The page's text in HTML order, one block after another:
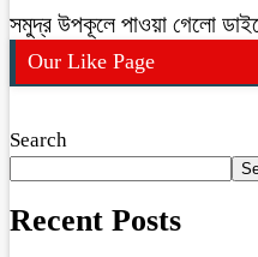
সমুদ্র উপকূলে পাওয়া গেলো
Our Like Page
Search
Recent Posts